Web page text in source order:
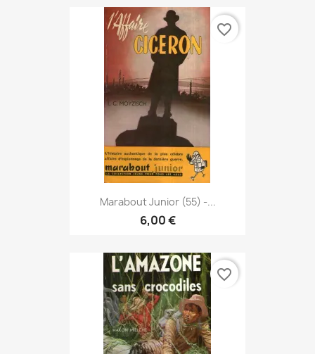
Marabout Junior (55) -...
6,00 €
favorite_border
favorite_border